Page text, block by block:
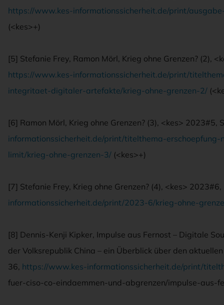
https://www.kes-informationssicherheit.de/print/
(<kes>+)
[5] Stefanie Frey, Ramon Mörl, Krieg ohne Grenzen? (2),
https://www.kes-informationssicherheit.de/print/
integritaet-digitaler-artefakte/krieg-ohne-grenzen-2/
[6] Ramon Mörl, Krieg ohne Grenzen? (3), <kes> 2023#5,
informationssicherheit.de/print/titelthema-
limit/krieg-ohne-grenzen-3/ (<kes>+)
[7] Stefanie Frey, Krieg ohne Grenzen? (4), <kes>
informationssicherheit.de/print/2023-6/krieg-ohne-
[8] Dennis-Kenji Kipker, Impulse aus Fernost – Digitale
der Volksrepublik China – ein Überblick über den
36, https://www.kes-informationssicherheit.de/print/
fuer-ciso-co-eindaemmen-und-abgrenzen/impulse-aus-